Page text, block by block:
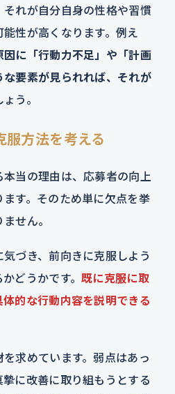
れが自分自身の性格や習慣
性が高くなります。例え
因に「行動力不足」や「計画
要素が見られれば、それが
う。
方法を考える
当の理由は、応募者の向上
す。そのため単に欠点を挙
せん。
づき、前向きに克服しよう
どうかです。既に克服に取
的な行動内容を説明できる
求めています。弱点はあっ
に改善に取り組もうとする